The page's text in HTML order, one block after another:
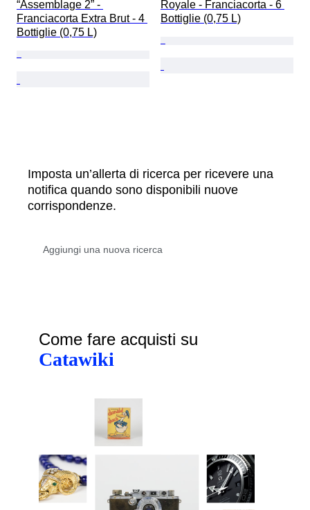
“Assemblage 2” -
Franciacorta Extra Brut - 4
Bottiglie (0,75 L)
Royale - Franciacorta - 6
Bottiglie (0,75 L)
Imposta un’allerta di ricerca per ricevere una
notifica quando sono disponibili nuove
corrispondenze.
Come fare acquisti su
Catawiki